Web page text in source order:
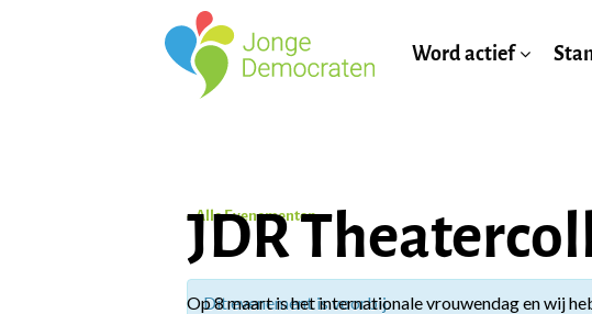
Word actief
« Alle Evenementen
Dit evenement is voorbij.
JDR
Op 8 maart is het internationale vrouwendag en wij